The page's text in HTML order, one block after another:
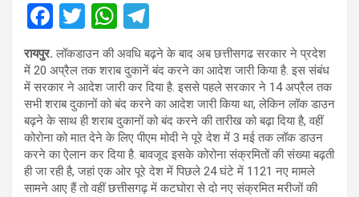
F
a
ce
b
o
o
k
T
wi
tt
er
W
h
at
s
A
p
p
el
e
gr
a
m
रायपुर. लॉकडाउन की अवधि बढ़ने के बाद अब छत्तीसगढ सरकार ने प्रदेश
में 20 अप्रैल तक शराब दुकानें बंद करने का आदेश जारी किया है. इस संबंध
में सरकार ने आदेश जारी कर दिया है. इससे पहले सरकार ने 14 अप्रैल तक
सभी शराब दुकानों को बंद करने का ​आदेश जारी किया था, लेकिन लॉक डाउन
बढ़ने के साथ ही शराब दुकानों को बंद करने की तारीख को बढ़ा दिया है, वहीं
कोरोना को मात देने के लिए पीएम मोदी ने पूरे देश में 3 मई तक लॉक डाउन
करने का ऐलान कर दिया है. बावजूद इसके कोरोना संक्रमितों की संख्या बढ़ती
ही जा रही है, जहां एक ओर पूरे देश में पिछले 24 घंटे में 1121 नए मामले
सामने आए हैं तो वहीं छत्तीसगढ़ में कटघोरा से दो नए संक्रमित मरीजों की